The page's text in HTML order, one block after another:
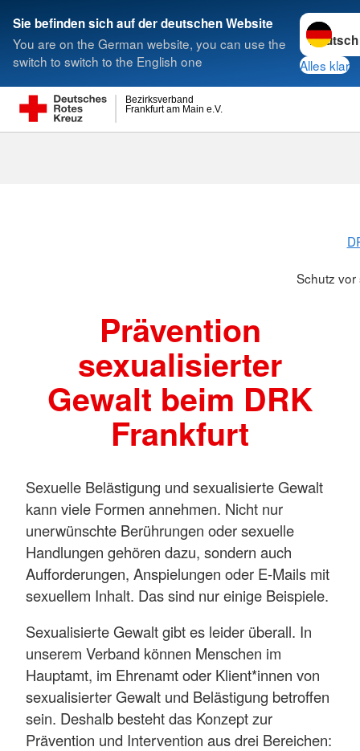
Sie befinden sich auf der deutschen Website
You are on the German website, you can use the
switch to switch to the English one
Sprache
Alles klar
Frankfurt am Main e.V.
Bezirksverband
Suche
Schutz vor
Prävention
sexualisierter
Gewalt beim DRK
Frankfurt
Sexuelle Belästigung und sexualisierte Gewalt
kann viele Formen annehmen. Nicht nur
unerwünschte Berührungen oder sexuelle
Handlungen gehören dazu, sondern auch
Aufforderungen, Anspielungen oder E-Mails mit
sexuellem Inhalt. Das sind nur einige Beispiele.
Sexualisierte Gewalt gibt es leider überall. In
unserem Verband können Menschen im
Hauptamt, im Ehrenamt oder Klient*innen von
sexualisierter Gewalt und Belästigung betroffen
sein. Deshalb besteht das Konzept zur
Prävention und Intervention aus drei Bereichen: